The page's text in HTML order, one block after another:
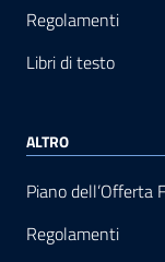
Regolamenti
Libri di testo
ALTRO
Piano dell’Offerta
Regolamenti